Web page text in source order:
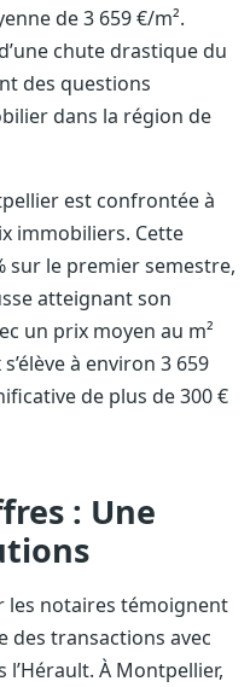
de 3 659 €/m².
chute drastique du
des questions
dans la région de
est confrontée à
immobiliers. Cette
sur le premier semestre,
atteignant son
un prix moyen au m²
à environ 3 659
de plus de 300 €
: Une
les notaires témoignent
des transactions avec
À Montpellier,